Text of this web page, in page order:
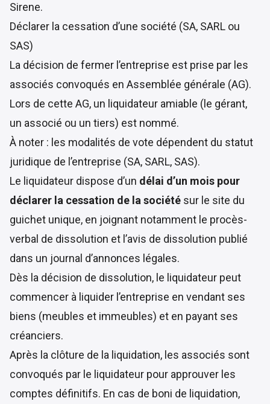
Sirene.
Déclarer la cessation d’une société (SA, SARL ou
SAS)
La décision de fermer l’entreprise est prise par les
associés convoqués en Assemblée générale (AG).
Lors de cette AG, un liquidateur amiable (le gérant,
un associé ou un tiers) est nommé.
À noter : les modalités de vote dépendent du statut
juridique de l’entreprise (SA, SARL, SAS).
Le liquidateur dispose d’un délai d’un mois pour
déclarer la cessation de la société sur le site du
guichet unique, en joignant notamment le procès-
verbal de dissolution et l’avis de dissolution publié
dans un journal d’annonces légales.
Dès la décision de dissolution, le liquidateur peut
commencer à liquider l’entreprise en vendant ses
biens (meubles et immeubles) et en payant ses
créanciers.
Après la clôture de la liquidation, les associés sont
convoqués par le liquidateur pour approuver les
comptes définitifs. En cas de boni de liquidation,